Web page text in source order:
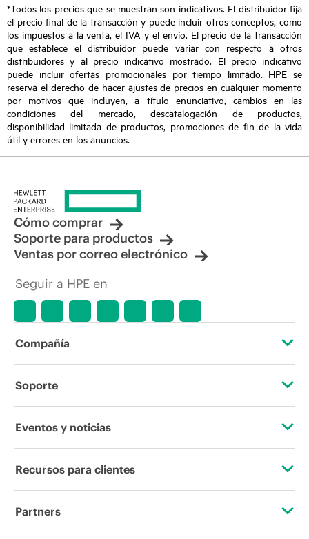
*Todos los precios que se muestran son indicativos. El distribuidor fija
el precio final de la transacción y puede incluir otros conceptos, como
los impuestos a la venta, el IVA y el envío. El precio de la transacción
que establece el distribuidor puede variar con respecto a otros
distribuidores y al precio indicativo mostrado. El precio indicativo
puede incluir ofertas promocionales por tiempo limitado. HPE se
reserva el derecho de hacer ajustes de precios en cualquier momento
por motivos que incluyen, a título enunciativo, cambios en las
condiciones del mercado, descatalogación de productos,
disponibilidad limitada de productos, promociones de fin de la vida
útil y errores en los anuncios.
Cómo comprar
Soporte para productos
Ventas por correo electrónico
Seguir a HPE en
Compañía
Acerca de HPE
Responsabilidad corporativa
Laboratorios HPE
Soporte
Servicios de soporte operativo
Software y controladores
Eventos y noticias
Eventos
Recursos para clientes
Contacta con nosotros
Partners